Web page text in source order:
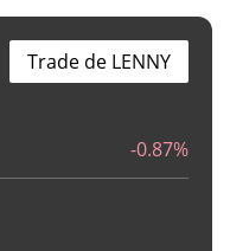
-0.87%
Trade de LENNY